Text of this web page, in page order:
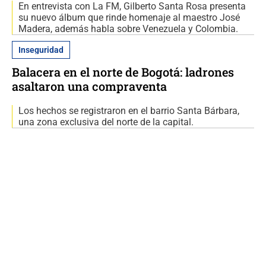
En entrevista con La FM, Gilberto Santa Rosa presenta
su nuevo álbum que rinde homenaje al maestro José
Madera, además habla sobre Venezuela y Colombia.
Inseguridad
Balacera en el norte de Bogotá: ladrones
asaltaron una compraventa
Los hechos se registraron en el barrio Santa Bárbara,
una zona exclusiva del norte de la capital.